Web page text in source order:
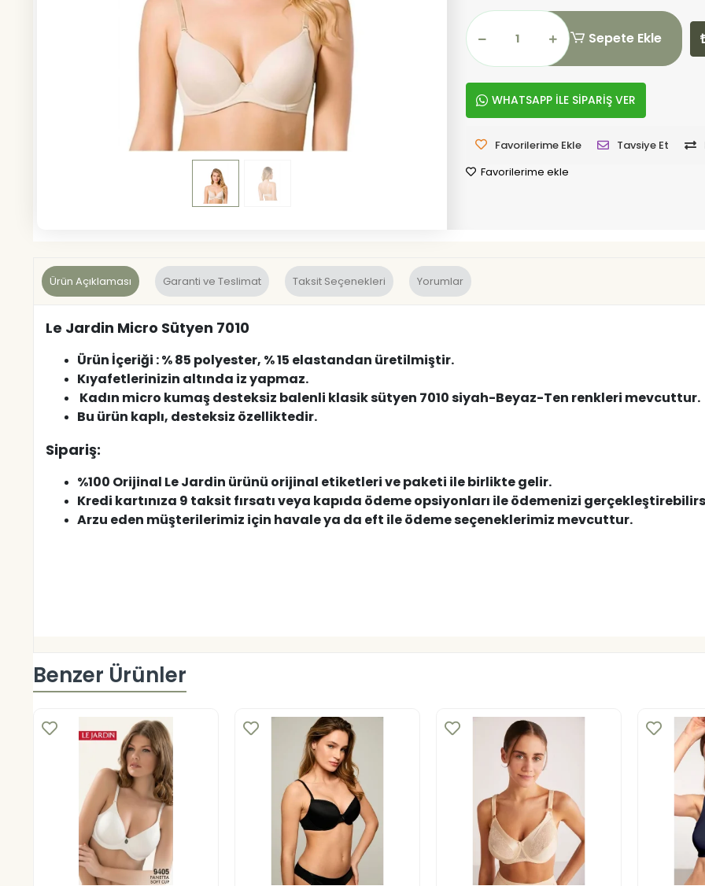
Sepete Ekle
WHATSAPP İLE SİPARİŞ VER
Favorilerime Ekle Tavsiye Et
Favorilerime ekle
Ürün Açıklaması Garanti ve Teslimat Taksit Seçenekleri Yorumlar
Le Jardin Micro Sütyen 7010
Ürün İçeriği : % 85 polyester, % 15 elastandan üretilmiştir.
Kıyafetlerinizin altında iz yapmaz.
Kadın micro kumaş desteksiz balenli klasik sütyen 7010 siyah-Beyaz-Ten renkleri mevcuttur.
Bu ürün kaplı, desteksiz özelliktedir.
Sipariş:
%100 Orijinal Le Jardin ürünü orijinal etiketleri ve paketi ile birlikte gelir.
Kredi kartınıza 9 taksit fırsatı veya kapıda ödeme opsiyonları ile ödemenizi
Arzu eden müşterilerimiz için havale ya da eft ile ödeme seçeneklerimiz mevcuttur.
Benzer Ürünler